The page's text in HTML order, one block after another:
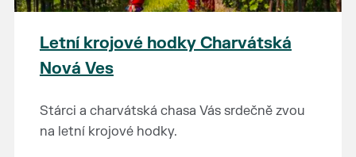
Letní krojové hodky Charvátská
Nová Ves
Stárci a charvátská chasa Vás srdečně zvou
na letní krojové hodky.